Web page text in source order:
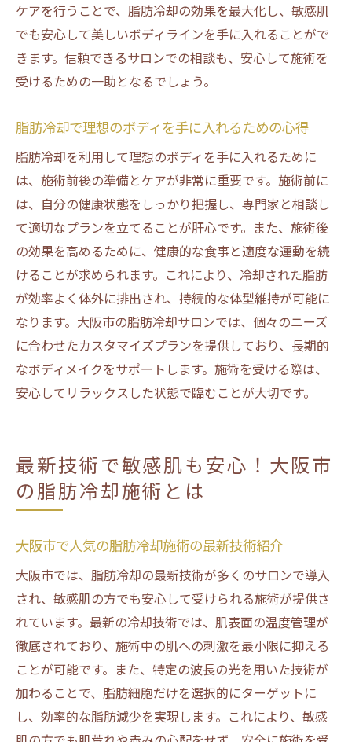
ケアを行うことで、脂肪冷却の効果を最大化し、敏感肌
でも安心して美しいボディラインを手に入れることがで
きます。信頼できるサロンでの相談も、安心して施術を
受けるための一助となるでしょう。
脂肪冷却で理想のボディを手に入れるための心得
脂肪冷却を利用して理想のボディを手に入れるために
は、施術前後の準備とケアが非常に重要です。施術前に
は、自分の健康状態をしっかり把握し、専門家と相談し
て適切なプランを立てることが肝心です。また、施術後
の効果を高めるために、健康的な食事と適度な運動を続
けることが求められます。これにより、冷却された脂肪
が効率よく体外に排出され、持続的な体型維持が可能に
なります。大阪市の脂肪冷却サロンでは、個々のニーズ
に合わせたカスタマイズプランを提供しており、長期的
なボディメイクをサポートします。施術を受ける際は、
安心してリラックスした状態で臨むことが大切です。
最新技術で敏感肌も安心！大阪市
の脂肪冷却施術とは
大阪市で人気の脂肪冷却施術の最新技術紹介
大阪市では、脂肪冷却の最新技術が多くのサロンで導入
され、敏感肌の方でも安心して受けられる施術が提供さ
れています。最新の冷却技術では、肌表面の温度管理が
徹底されており、施術中の肌への刺激を最小限に抑える
ことが可能です。また、特定の波長の光を用いた技術が
加わることで、脂肪細胞だけを選択的にターゲットに
し、効率的な脂肪減少を実現します。これにより、敏感